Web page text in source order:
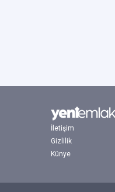
İletişim
Gizlilik
Künye